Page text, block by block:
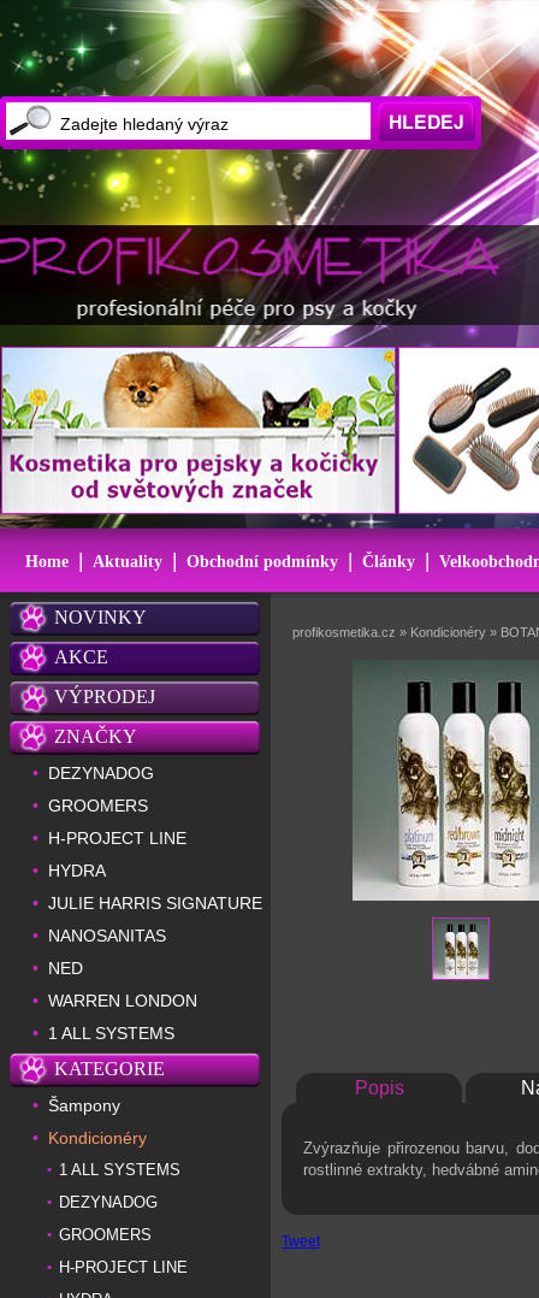
Home | Aktuality | Obchodní podmínky | Články |
NOVINKY
AKCE
VÝPRODEJ
ZNAČKY
• DEZYNADOG
• GROOMERS
• H-PROJECT LINE
• HYDRA
• JULIE HARRIS SIGNATURE
• NANOSANITAS
• NED
• WARREN LONDON
• 1 ALL SYSTEMS
KATEGORIE
• Šampony
• Kondicionéry
• 1 ALL SYSTEMS
• DEZYNADOG
• GROOMERS
• H-PROJECT LINE
profikosmetika.cz » Kondicionéry »
Popis
Zvýrazňuje přirozenou barvu,
rostlinné extrakty, hedvábné
Tweet